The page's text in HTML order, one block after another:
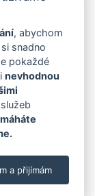
Cookies,tvorba
, abychom
snadno
pokaždé
nevhodnou
a přijímám